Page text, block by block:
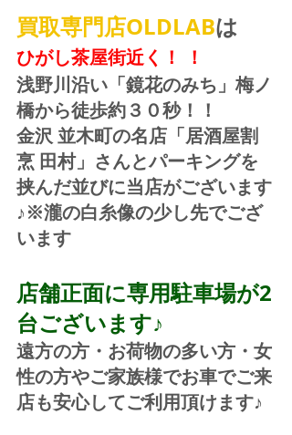
買取専門店OLDLABは
ひがし茶屋街近く！ ！
浅野川沿い「鏡花のみち」梅ノ
橋から徒歩約３０秒！！
金沢 並木町の名店「居酒屋割
烹 田村」さんとパーキングを
挟んだ並びに当店がございます
♪※瀧の白糸像の少し先でござ
います
店舗正面に専用駐車場が2
台ございます♪
遠方の方・お荷物の多い方・女
性の方やご家族様でお車でご来
店も安心してご利用頂けます♪